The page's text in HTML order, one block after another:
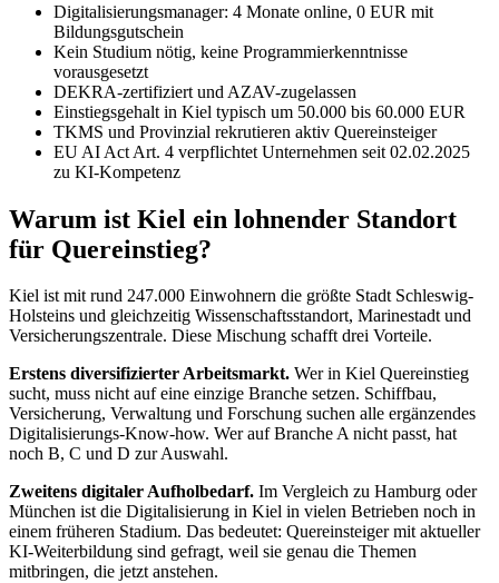
Digitalisierungsmanager: 4 Monate online, 0 EUR mit
Bildungsgutschein
Kein Studium nötig, keine Programmierkenntnisse
vorausgesetzt
DEKRA-zertifiziert und AZAV-zugelassen
Einstiegsgehalt in Kiel typisch um 50.000 bis 60.000 EUR
TKMS und Provinzial rekrutieren aktiv Quereinsteiger
EU AI Act Art. 4 verpflichtet Unternehmen seit 02.02.2025
zu KI-Kompetenz
Warum ist Kiel ein lohnender Standort
für Quereinstieg?
Kiel ist mit rund 247.000 Einwohnern die größte Stadt Schleswig-
Holsteins und gleichzeitig Wissenschaftsstandort, Marinestadt und
Versicherungszentrale. Diese Mischung schafft drei Vorteile.
Erstens diversifizierter Arbeitsmarkt. Wer in Kiel Quereinstieg
sucht, muss nicht auf eine einzige Branche setzen. Schiffbau,
Versicherung, Verwaltung und Forschung suchen alle ergänzendes
Digitalisierungs-Know-how. Wer auf Branche A nicht passt, hat
noch B, C und D zur Auswahl.
Zweitens digitaler Aufholbedarf. Im Vergleich zu Hamburg oder
München ist die Digitalisierung in Kiel in vielen Betrieben noch in
einem früheren Stadium. Das bedeutet: Quereinsteiger mit aktueller
KI-Weiterbildung sind gefragt, weil sie genau die Themen
mitbringen, die jetzt anstehen.